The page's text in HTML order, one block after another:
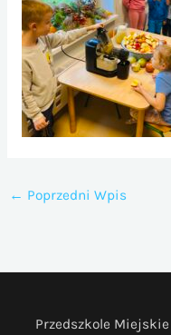
← Poprzedni Wpis
Przedszkole